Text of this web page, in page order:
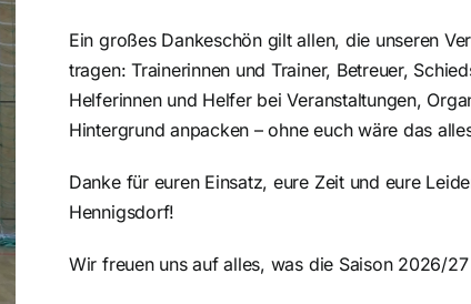
Ein großes Dankeschön gilt allen, die unseren
tragen: Trainerinnen und Trainer, Betreuer,
Helferinnen und Helfer bei Veranstaltungen,
Hintergrund anpacken – ohne euch wäre das
Danke für euren Einsatz, eure Zeit und eure
Hennigsdorf!
Wir freuen uns auf alles, was die Saison 2026/